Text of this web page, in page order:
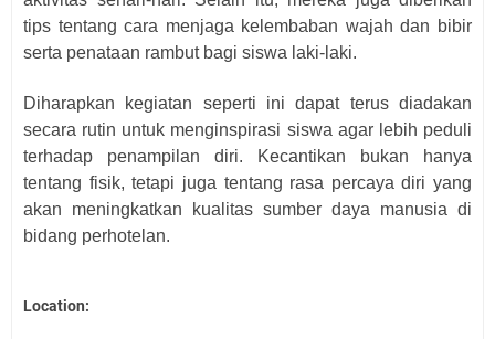
tips tentang cara menjaga kelembaban wajah dan bibir
serta penataan rambut bagi siswa laki-laki.
Diharapkan kegiatan seperti ini dapat terus diadakan
secara rutin untuk menginspirasi siswa agar lebih peduli
terhadap penampilan diri. Kecantikan bukan hanya
tentang fisik, tetapi juga tentang rasa percaya diri yang
akan meningkatkan kualitas sumber daya manusia di
bidang perhotelan.
Location: